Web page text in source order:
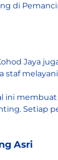
di
Jaya
staf
Asri